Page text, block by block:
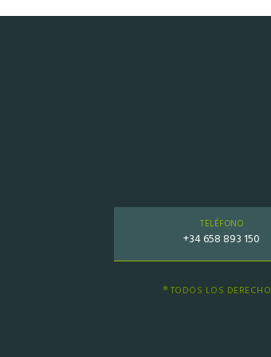
TELÉFONO
+34 658 893 150
® TODOS LOS